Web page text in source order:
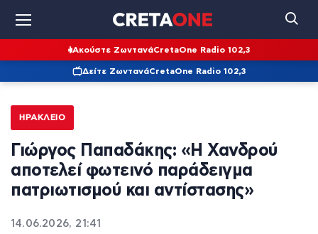
Ακούστε ΖωντανάCretaOne Radio 102,3
Δείτε ΖωντανάCretaOne Radio 102,3
ΗΡΆΚΛΕΙΟ
Γιώργος Παπαδάκης: «Η Χανδρού
αποτελεί φωτεινό παράδειγμα
πατριωτισμού και αντίστασης»
14.06.2026, 21:41